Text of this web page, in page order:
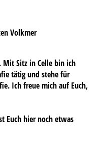
Mit Sitz in Celle bin ich
tätig und stehe für
Ich freue mich auf Euch,
Euch hier noch etwas